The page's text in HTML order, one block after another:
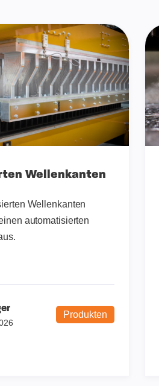
Wellenkanten
Wellenkanten
automatisierten
Produkten